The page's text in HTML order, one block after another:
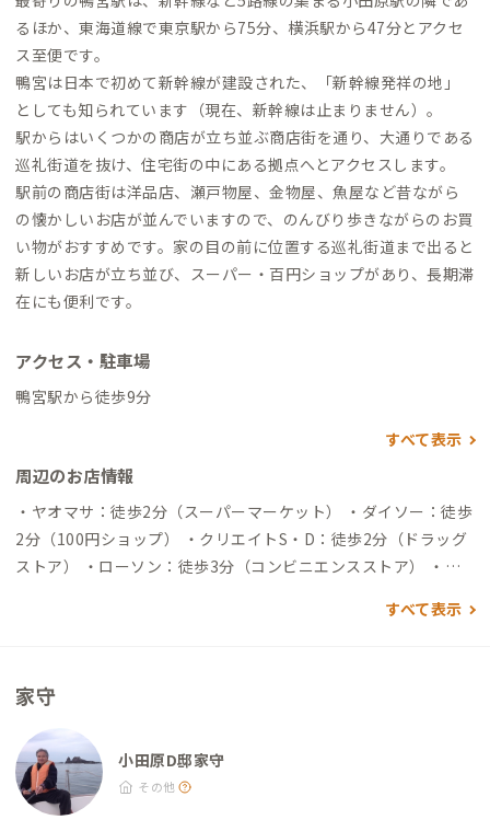
るほか、東海道線で東京駅から75分、横浜駅から47分とアクセ
ス至便です。
鴨宮は日本で初めて新幹線が建設された、「新幹線発祥の地」
としても知られています（現在、新幹線は止まりません）。
駅からはいくつかの商店が立ち並ぶ商店街を通り、大通りである
巡礼街道を抜け、住宅街の中にある拠点へとアクセスします。
駅前の商店街は洋品店、瀬戸物屋、金物屋、魚屋など昔ながら
の懐かしいお店が並んでいますので、のんびり歩きながらのお買
い物がおすすめです。家の目の前に位置する巡礼街道まで出ると
新しいお店が立ち並び、スーパー・百円ショップがあり、長期滞
在にも便利です。
アクセス・駐車場
鴨宮駅から徒歩9分
すべて表示
周辺のお店情報
・ヤオマサ：徒歩2分（スーパーマーケット） ・ダイソー：徒歩
2分（100円ショップ） ・クリエイトS・D：徒歩2分（ドラッグ
ストア） ・ローソン：徒歩3分（コンビニエンスストア） ・グ
すべて表示
家守
小田原D邸家守
その他